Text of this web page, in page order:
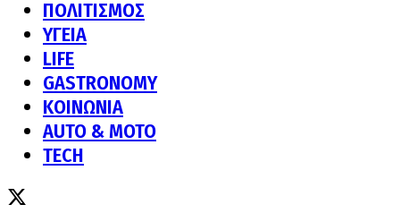
ΠΟΛΙΤΙΣΜΟΣ
ΥΓΕΙΑ
LIFE
GASTRONOMY
ΚΟΙΝΩΝΙΑ
AUTO & MOTO
TECH